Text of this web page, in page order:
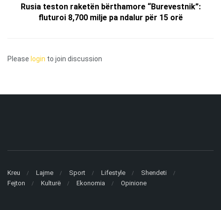
Rusia teston raketën bërthamore “Burevestnik”:
fluturoi 8,700 milje pa ndalur për 15 orë
Please login to join discussion
Kreu Lajme Sport Lifestyle
Shendeti
Fejton
Kulturë Ekonomia Opinione